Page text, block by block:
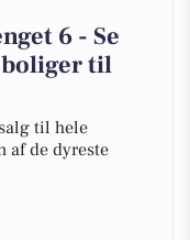
6 - Se
boliger til
til hele
af de dyreste